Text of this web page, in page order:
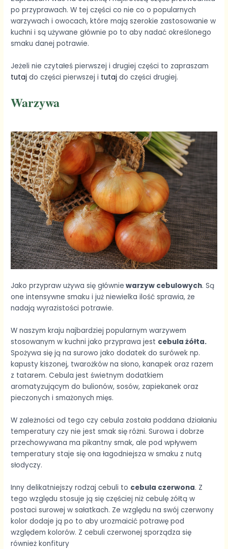
po przyprawach. W tej części co nie co o popularnych
warzywach i owocach, które mają szerokie zastosowanie w
kuchni i są używane głównie po to aby nadać określonego
smaku danej potrawie.
Jeżeli nie czytałeś pierwszej i drugiej części to zapraszam
tutajdo części pierwszej i tutaj do części drugiej.
Warzywa
Jako przypraw używa się głównie warzyw cebulowych. Są
one intensywne smaku i już niewielka ilość sprawia, że
nadają wyrazistości potrawie.
W naszym kraju najbardziej popularnym warzywem
stosowanym w kuchni jako przyprawa jest cebula żółta.
Spożywa się ją na surowo jako dodatek do surówek np.
kapusty kiszonej, twarożków na słono, kanapek oraz razem
z tatarem. Cebula jest świetnym dodatkiem
aromatyzującym do bulionów, sosów, zapiekanek oraz
pieczonych i smażonych mięs.
W zależności od tego czy cebula została poddana działaniu
temperatury czy nie jest smak się różni. Surowa i dobrze
przechowywana ma pikantny smak, ale pod wpływem
temperatury staje się ona łagodniejsza w smaku z nutą
słodyczy.
Inny delikatniejszy rodzaj cebuli to cebula czerwona. Z
tego względu stosuje ją się częściej niż cebulę żółtą w
postaci surowej w sałatkach. Ze względu na swój czerwony
kolor dodaje ją po to aby urozmaicić potrawę pod
względem kolorów. Z cebuli czerwonej sporządza się
również konfitury